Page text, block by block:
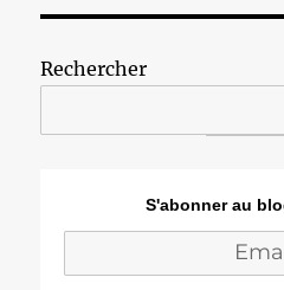
Rechercher
S'abonner au